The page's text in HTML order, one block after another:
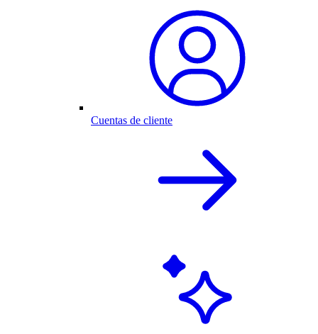
Cuentas de cliente